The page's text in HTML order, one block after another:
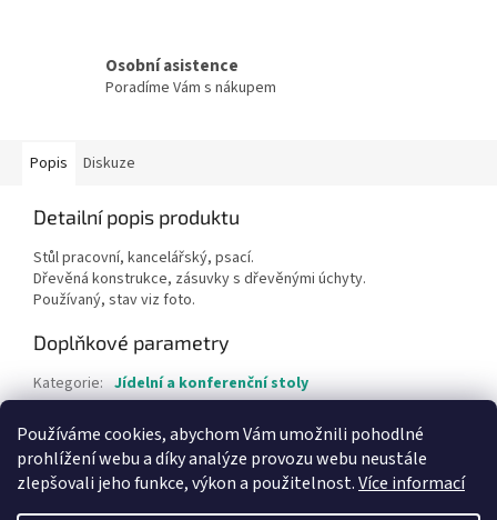
Používáme cookies, abychom Vám umožnili pohodlné
prohlížení webu a díky analýze provozu webu neustále
zlepšovali jeho funkce, výkon a použitelnost.Více informací
Osobní asistence
Poradíme Vám s nákupem
Popis Diskuze
Detailní popis produktu
Stůl pracovní, kancelářský, psací.
Dřevěná konstrukce, zásuvky s dřevěnými úchyty.
Používaný, stav viz foto.
Doplňkové parametry
Kategorie: Jídelní a konferenční stoly
Položka byla vyprodána…